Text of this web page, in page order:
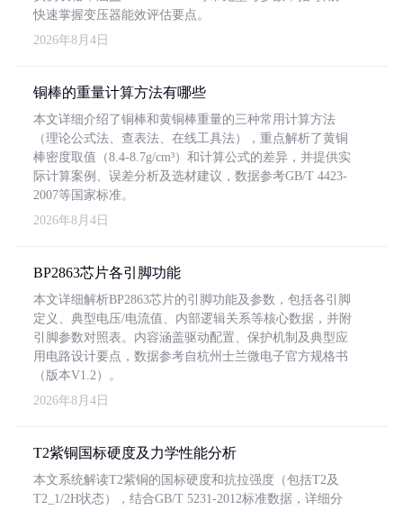
快速掌握变压器能效评估要点。
2026年8月4日
铜棒的重量计算方法有哪些
本文详细介绍了铜棒和黄铜棒重量的三种常用计算方法
（理论公式法、查表法、在线工具法），重点解析了黄铜
棒密度取值（8.4-8.7g/cm³）和计算公式的差异，并提供实
际计算案例、误差分析及选材建议，数据参考GB/T 4423-
2007等国家标准。
2026年8月4日
BP2863芯片各引脚功能
本文详细解析BP2863芯片的引脚功能及参数，包括各引脚
定义、典型电压/电流值、内部逻辑关系等核心数据，并附
引脚参数对照表。内容涵盖驱动配置、保护机制及典型应
用电路设计要点，数据参考自杭州士兰微电子官方规格书
（版本V1.2）。
2026年8月4日
T2紫铜国标硬度及力学性能分析
本文系统解读T2紫铜的国标硬度和抗拉强度（包括T2及
T2_1/2H状态），结合GB/T 5231-2012标准数据，详细分